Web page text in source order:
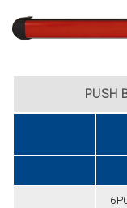
PUSH